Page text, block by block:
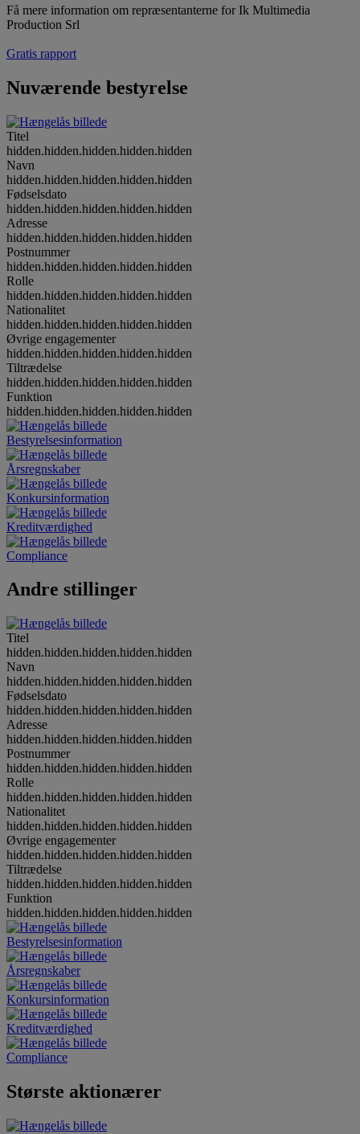
Få mere information om repræsentanterne for Ik Multimedia
Production Srl
Gratis rapport
Nuværende bestyrelse
Titel
hidden.hidden.hidden.hidden.hidden
Navn
hidden.hidden.hidden.hidden.hidden
Fødselsdato
hidden.hidden.hidden.hidden.hidden
Adresse
hidden.hidden.hidden.hidden.hidden
Postnummer
hidden.hidden.hidden.hidden.hidden
Rolle
hidden.hidden.hidden.hidden.hidden
Nationalitet
hidden.hidden.hidden.hidden.hidden
Øvrige engagementer
hidden.hidden.hidden.hidden.hidden
Tiltrædelse
hidden.hidden.hidden.hidden.hidden
Funktion
hidden.hidden.hidden.hidden.hidden
Bestyrelsesinformation
Årsregnskaber
Konkursinformation
Kreditværdighed
Compliance
Andre stillinger
Titel
hidden.hidden.hidden.hidden.hidden
Navn
hidden.hidden.hidden.hidden.hidden
Fødselsdato
hidden.hidden.hidden.hidden.hidden
Adresse
hidden.hidden.hidden.hidden.hidden
Postnummer
hidden.hidden.hidden.hidden.hidden
Rolle
hidden.hidden.hidden.hidden.hidden
Nationalitet
hidden.hidden.hidden.hidden.hidden
Øvrige engagementer
hidden.hidden.hidden.hidden.hidden
Tiltrædelse
hidden.hidden.hidden.hidden.hidden
Funktion
hidden.hidden.hidden.hidden.hidden
Bestyrelsesinformation
Årsregnskaber
Konkursinformation
Kreditværdighed
Compliance
Største aktionærer